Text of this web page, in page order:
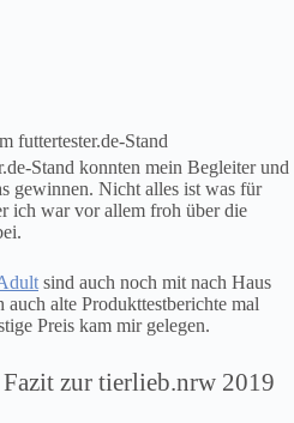
futtertester.de-Stand
Stand konnten mein Begleiter und
gewinnen. Nicht alles ist was für
ich war vor allem froh über die
sind auch noch mit nach Haus
alte Produkttestberichte mal
Preis kam mir gelegen.
zur tierlieb.nrw 2019